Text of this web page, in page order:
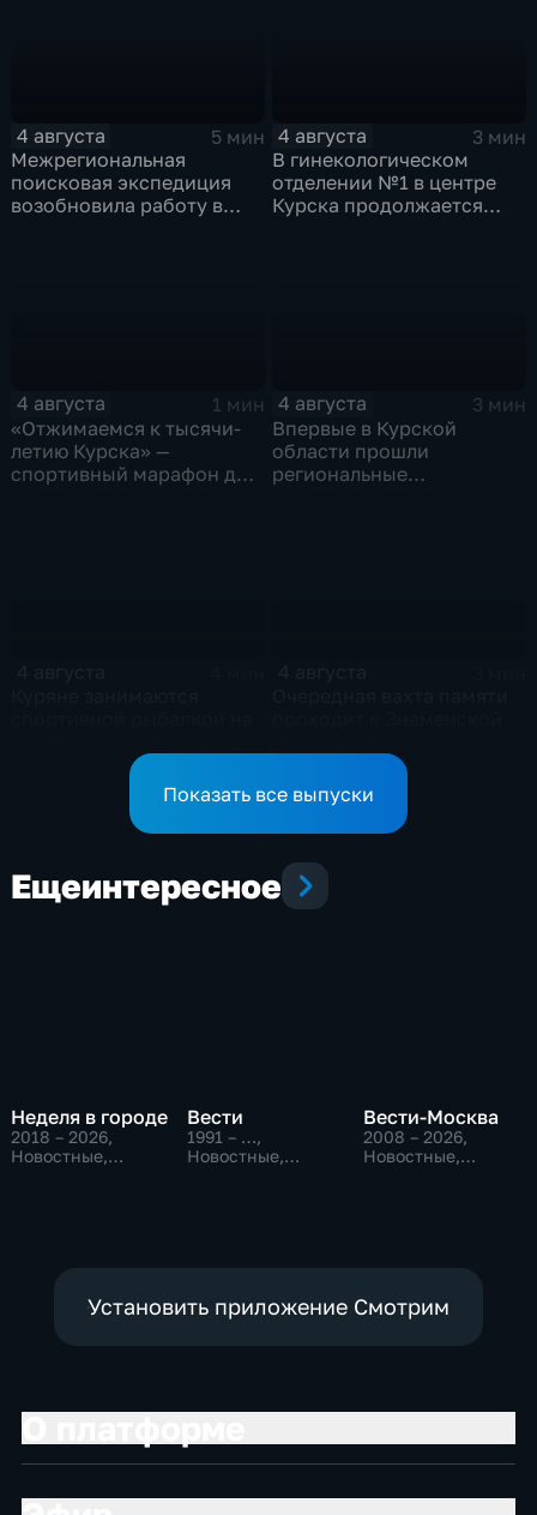
4 августа
5 мин
Межрегиональная
поисковая экспедиция
возобновила работу в
4 августа
3 мин
В гинекологическом
отделении №1 в центре
Курска продолжается
4 августа
1 мин
«Отжимаемся к тысячи-
летию Курска» —
спортивный марафон для
4 августа
3 мин
Впервые в Курской
области прошли
региональные
Показать все выпуски
Ещеинтересное
Неделя в городе
2018 – 2026,
Новостные,
Вести
1991 – …,
Новостные,
Вести-Москва
2008 – 2026,
Новостные,
Установить приложение Смотрим